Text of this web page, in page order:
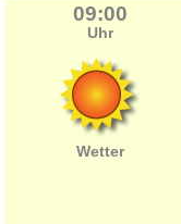
09:00
Uhr
Wetter